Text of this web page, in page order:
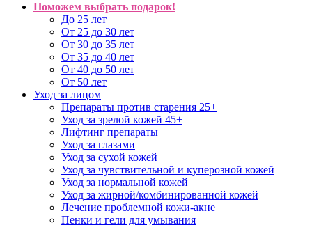
Поможем выбрать подарок!
До 25 лет
От 25 до 30 лет
От 30 до 35 лет
От 35 до 40 лет
От 40 до 50 лет
От 50 лет
Уход за лицом
Препараты против старения 25+
Уход за зрелой кожей 45+
Лифтинг препараты
Уход за глазами
Уход за сухой кожей
Уход за чувствительной и куперозной кожей
Уход за нормальной кожей
Уход за жирной/комбинированной кожей
Лечение проблемной кожи-акне
Пенки и гели для умывания